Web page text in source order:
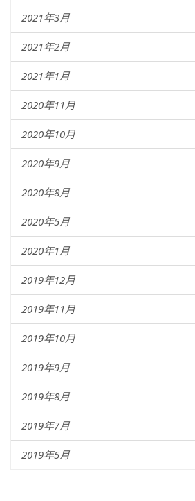
2021年3月
2021年2月
2021年1月
2020年11月
2020年10月
2020年9月
2020年8月
2020年5月
2020年1月
2019年12月
2019年11月
2019年10月
2019年9月
2019年8月
2019年7月
2019年5月